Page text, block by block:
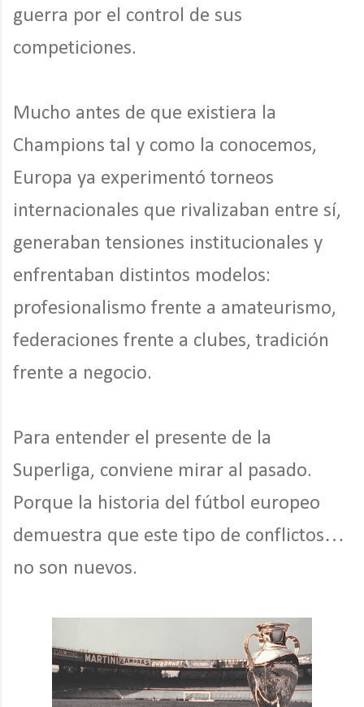
guerra por el control de sus
competiciones.
Mucho antes de que existiera la
Champions tal y como la conocemos,
Europa ya experimentó torneos
internacionales que rivalizaban entre sí,
generaban tensiones institucionales y
enfrentaban distintos modelos:
profesionalismo frente a amateurismo,
federaciones frente a clubes, tradición
frente a negocio.
Para entender el presente de la
Superliga, conviene mirar al pasado.
Porque la historia del fútbol europeo
demuestra que este tipo de conflictos…
no son nuevos.